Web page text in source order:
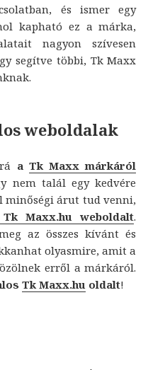
és ismer egy
kapható ez a márka,
nagyon szívesen
segítve többi, Tk Maxx
weboldalak
a Tk Maxx márkáról
nem talál egy kedvére
minőségi árut tud venni,
Maxx.hu weboldalt.
az összes kívánt és
olyasmire, amit a
erről a márkáról.
Tk Maxx.hu oldalt!